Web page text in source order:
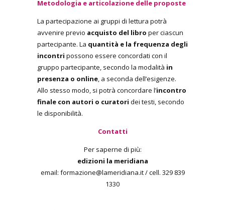
Metodologia e articolazione delle proposte
La partecipazione ai gruppi di lettura potrà
avvenire previo acquisto del libro per ciascun
partecipante. La quantità e la frequenza degli
incontri possono essere concordati con il
gruppo partecipante, secondo la modalità in
presenza o online , a seconda dell’esigenze.
Allo stesso modo, si potrà concordare l’incontro
finale con autori o curatori dei testi, secondo
le disponibilità.
Contatti
Per saperne di più:
edizioni la meridiana
email: formazione@lameridiana.it / cell. 329 839
1330